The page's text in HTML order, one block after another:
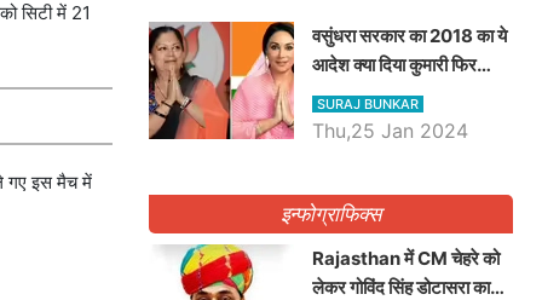
सिटी में 21
गए इस मैच में
वसुंधरा सरकार का 2018 का ये
आदेश क्या दिया कुमारी फिर
करेंगी लागू? कांग्रेस सरकार ने
किया था निरस्त
SURAJ BUNKAR
Thu,25 Jan 2024
इन्फोग्राफिक्स
Rajasthan में CM चेहरे को
लेकर गोविंद सिंह डोटासरा का